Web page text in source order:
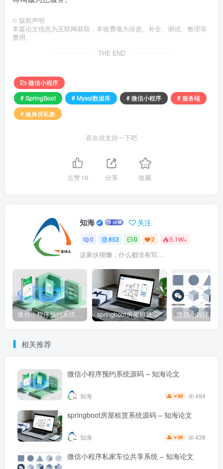
© 版权声明
本篇论文信息为互联网获取，本收费项为筛选、补全、测试、整理等
费用。
THE END
微信小程序
# SpringBoot
# Mysql数据库 # 微信小程序
# 服务端
# 健身房私教
喜欢就支持一下吧
点赞19 分享 收藏
知海 关注
0 853 0 2 5.1W+
这家伙很懒，什么都没有写...
微信小程序预约系统源码 – 知海论文 springboot房屋租赁系统源码 – 知海论文
相关推荐
微信小程序预约系统源码 – 知海论文
知海 ￥98 494
springboot房屋租赁系统源码 – 知海论文
知海 ￥98 438
微信小程序私家车位共享系统 – 知海论文